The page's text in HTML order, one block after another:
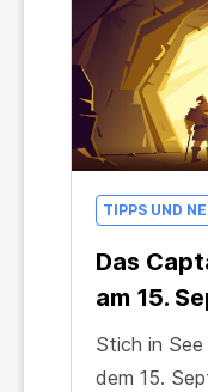
TIPPS UND
Das
am 15.
Stich in See
dem 15.